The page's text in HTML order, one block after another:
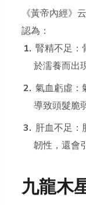
《黃帝內經》
認為：
腎精不足：
於濡養而出
氣血虧虛：
導致頭髮脆
肝血不足：
韌性，還會
九龍木